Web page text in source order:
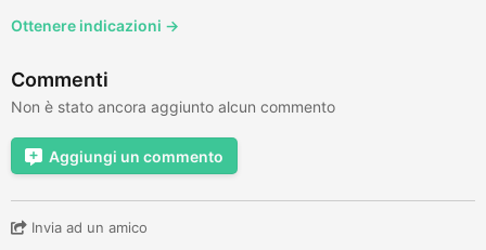
Ottenere indicazioni →
Commenti
Non è stato ancora aggiunto alcun commento
Aggiungi un commento
Invia ad un amico